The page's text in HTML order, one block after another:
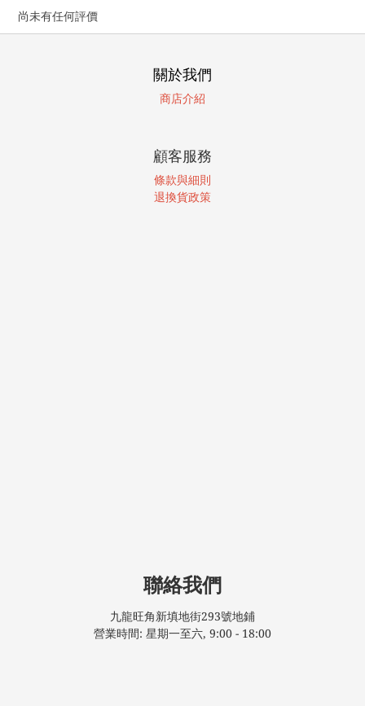
尚未有任何評價
關於我們
商店介紹
顧客服務
條款與細則
退換貨政策
聯絡我們
九龍旺角新填地街293號地鋪
營業時間: 星期一至六, 9:00 - 18:00